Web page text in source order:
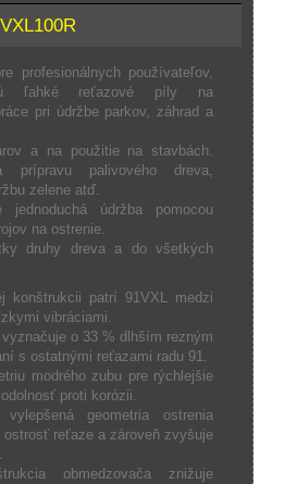
profesionálnych používateľov,
ľahké reťazové píly na
pri údržbe parkov, záhrad a
a na použitie na stavbách.
palivového dreva,
zelene atď.
údržba pomocou
na ostrenie.
druhy dreva a do všetkých
konštrukcii patrí 91VXL medzi
vibráciami.
o 33 % dlhším rezným
s ostatnými reťazami radu 91.
modrého zubu pre rýchlejšie
proti korózii.
geometria ostrenia
ostrosť reťaze a zároveň zvyšuje
obmedzovača znižuje